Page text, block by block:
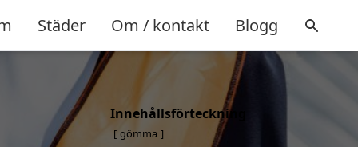
Städer Om / kontakt Blogg
Innehållsförteckning
gömma